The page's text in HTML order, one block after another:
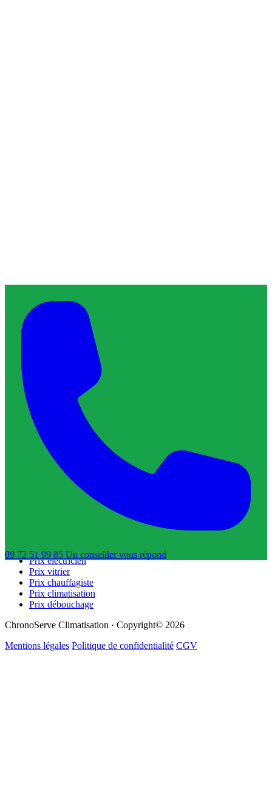
09 72 51 99 85 Un conseillervous répond
À propos de ChronoServe
L'artisan de confiance qu'il vous faut, près de chez vous.
Services & Interventions
Trouver un plombier
Trouver un serrurier
Trouver un électricien
Trouver un vitrier
Trouver un chauffagiste
Trouver un dératiseur
Trouver un déboucheur de canalisation
Trouver un réparateur de volets roulants
Prix serrurier
Prix électricien
Prix vitrier
Prix chauffagiste
Prix climatisation
Prix débouchage
ChronoServe Climatisation · Copyright© 2026
Mentions légales Politique de confidentialité CGV